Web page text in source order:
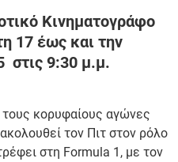
Κινηματογράφο
17 έως και την
στις 9:30 μ.μ.
κορυφαίους αγώνες
τον Πιτ στον ρόλο
στη Formula 1, με τον